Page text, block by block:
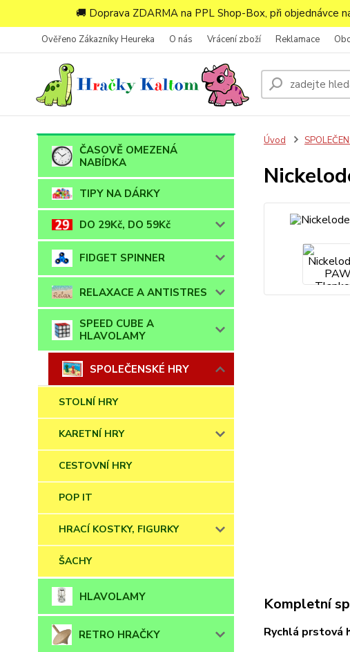
🚚 Doprava ZDARMA na PPL Shop-Box, při objednávce
Ověřeno Zákazníky Heureka O nás Vrácení zboží Reklamace
ČASOVĚ OMEZENÁ
NABÍDKA
TIPY NA DÁRKY
DO 29Kč, DO 59Kč
FIDGET SPINNER
RELAXACE A ANTISTRES
SPEED CUBE A
HLAVOLAMY
SPOLEČENSKÉ HRY
STOLNÍ HRY
KARETNÍ HRY
CESTOVNÍ HRY
POP IT
HRACÍ KOSTKY, FIGURKY
ŠACHY
HLAVOLAMY
RETRO HRAČKY
Úvod
Kompletní
Rychlá prstová